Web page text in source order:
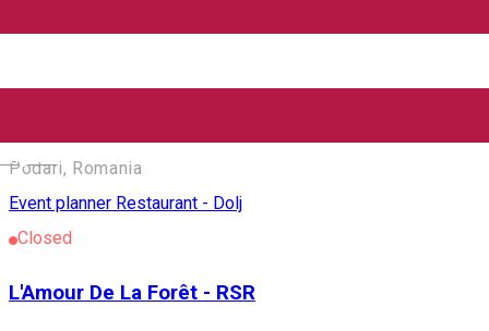
English
Podari, Romania
Event planner Restaurant - Dolj
Closed
L'Amour De La Forêt - RSR